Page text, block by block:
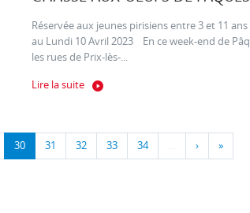
Réservée aux jeunes pirisiens entre 3 et 11
au Lundi 10 Avril 2023 En ce week-end de
les rues de Prix-lès-...
Lire la suite
30 31 32 33 34 … › »